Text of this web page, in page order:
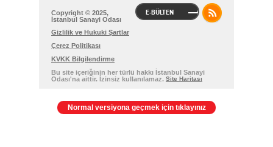
E-BÜLTEN
Copyright © 2025,
İstanbul Sanayi Odası
Gizlilik ve Hukuki Şartlar
Çerez Politikası
KVKK Bilgilendirme
Bu site içeriğinin her türlü hakkı İstanbul Sanayi
Odası'na aittir. İzinsiz kullanılamaz. Site Haritası
Normal versiyona geçmek için tıklayınız